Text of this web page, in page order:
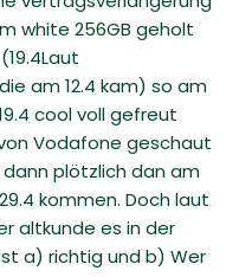
white 256GB geholt
am 12.4 kam) so am
cool voll gefreut
Vodafone geschaut
plötzlich dan am
kommen. Doch laut
altkunde es in der
ist a) richtig und b) Wer